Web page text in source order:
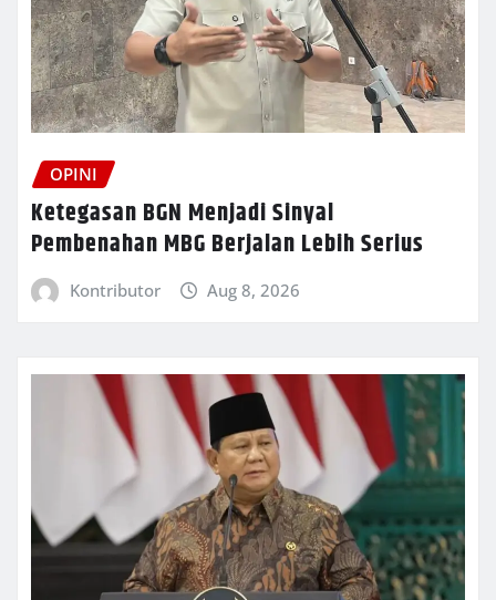
OPINI
Ketegasan BGN Menjadi Sinyal
Pembenahan MBG Berjalan Lebih Serius
Kontributor Aug 8, 2026